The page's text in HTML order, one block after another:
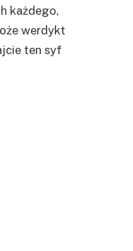
każdego,
werdykt
ten syf